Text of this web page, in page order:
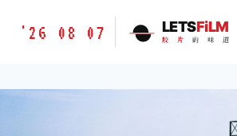
胶
味
'26 08 07 LETSFiLM
胶 片 的 味 道